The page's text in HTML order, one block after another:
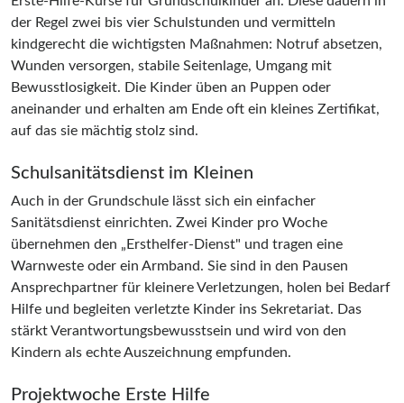
der Regel zwei bis vier Schulstunden und vermitteln
kindgerecht die wichtigsten Maßnahmen: Notruf absetzen,
Wunden versorgen, stabile Seitenlage, Umgang mit
Bewusstlosigkeit. Die Kinder üben an Puppen oder
aneinander und erhalten am Ende oft ein kleines Zertifikat,
auf das sie mächtig stolz sind.
Schulsanitätsdienst im Kleinen
Auch in der Grundschule lässt sich ein einfacher
Sanitätsdienst einrichten. Zwei Kinder pro Woche
übernehmen den „Ersthelfer-Dienst" und tragen eine
Warnweste oder ein Armband. Sie sind in den Pausen
Ansprechpartner für kleinere Verletzungen, holen bei Bedarf
Hilfe und begleiten verletzte Kinder ins Sekretariat. Das
stärkt Verantwortungsbewusstsein und wird von den
Kindern als echte Auszeichnung empfunden.
Projektwoche Erste Hilfe